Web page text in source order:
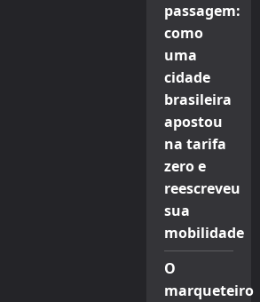
passagem:
como
uma
cidade
brasileira
apostou
na tarifa
zero e
reescreveu
sua
mobilidade
O
marqueteiro